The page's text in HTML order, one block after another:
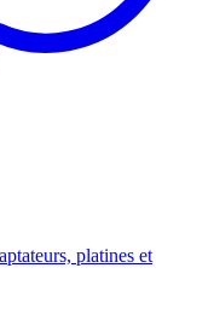
platines et